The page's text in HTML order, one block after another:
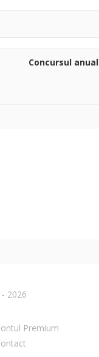
Concursul anual
2026
Premium